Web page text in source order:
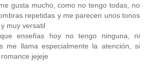
gusta mucho, como no tengo todas, no
repetidas y me parecen unos tonos
muy versatil
enseñas hoy no tengo ninguna, ni
me llama especialmente la atención, si
jejeje